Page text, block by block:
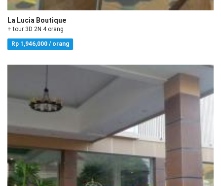
La Lucia Boutique
+ tour 3D 2N 4 orang
Rp 1,946,000 / orang